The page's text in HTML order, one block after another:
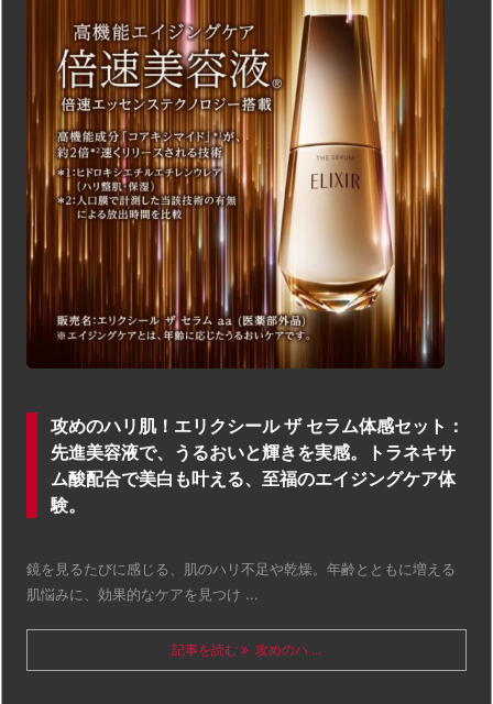
攻めのハリ肌！エリクシール ザ セラム体感セット：
先進美容液で、うるおいと輝きを実感。トラネキサ
ム酸配合で美白も叶える、至福のエイジングケア体
験。
鏡を見るたびに感じる、肌のハリ不足や乾燥。年齢とともに増える
肌悩みに、効果的なケアを見つけ ...
記事を読む 攻めのハ ...